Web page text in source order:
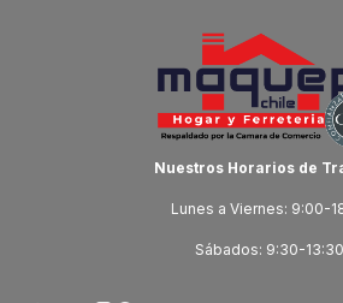
Nuestros Horarios de
Lunes a Viernes: 9:00-
Sábados: 9:30-13:30